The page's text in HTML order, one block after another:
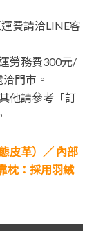
費請洽LINE客
勞務費300元/
門市。
他請參考「訂
皮革）／ 內部
枕：採用羽絨